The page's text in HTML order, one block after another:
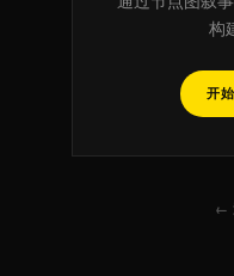
构
开
←